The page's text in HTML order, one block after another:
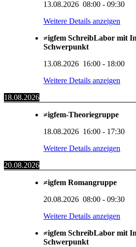
13.08.2026 08:00 - 09:30
Weitere Details anzeigen
≠igfem SchreibLabor mit
Schwerpunkt
13.08.2026 16:00 - 18:00
Weitere Details anzeigen
18.08.2026
≠igfem-Theoriegruppe
18.08.2026 16:00 - 17:30
Weitere Details anzeigen
20.08.2026
≠igfem Romangruppe
20.08.2026 08:00 - 09:30
Weitere Details anzeigen
≠igfem SchreibLabor mit
Schwerpunkt